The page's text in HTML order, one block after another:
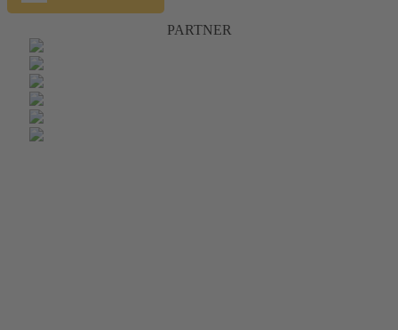
PARTNER